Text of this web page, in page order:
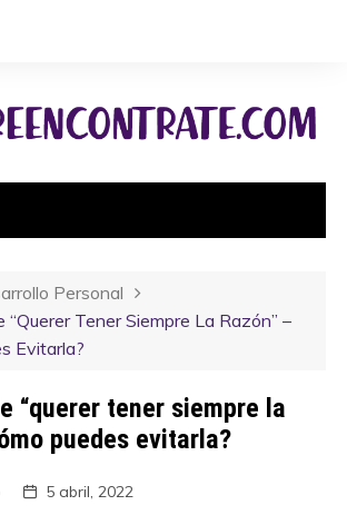
Personal
“querer Tener Siempre La Razón” –
Evitarla?
“querer tener siempre la
puedes evitarla?
5 abril, 2022